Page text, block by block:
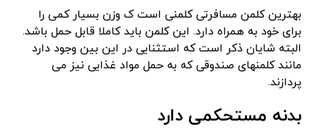
بهترین کلمن مسافرتی کلمنی است ک وزن بسیار کمی را
برای خود به همراه دارد. این کلمن باید کاملا قابل حمل باشد.
البته شایان ذکر است که استثنایی در این بین وجود دارد
مانند کلمنهای صندوقی که به حمل مواد غذایی نیز می
پردازند.
بدنه مستحکمی دارد